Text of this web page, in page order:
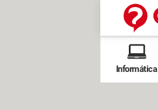
Informática